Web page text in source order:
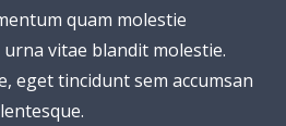
quam molestie
vitae blandit molestie.
eget tincidunt sem accumsan